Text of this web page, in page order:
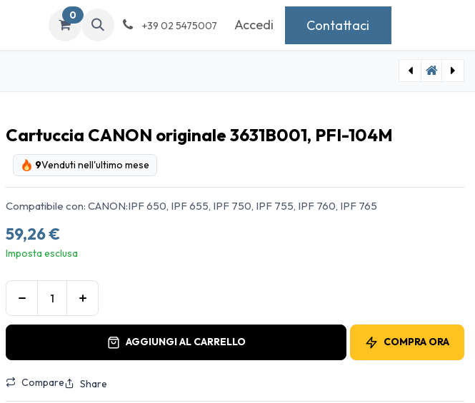
0
+39 02 5475007
Accedi Contattaci
Cartuccia CANON originale 3631B001, PFI-104M
9Venduti nell'ultimo mese
Compatibile con: CANON:IPF 650, IPF 655, IPF 750, IPF 755, IPF 760, IPF 765
59,26€
Imposta esclusa
AGGIUNGI AL CARRELLO COMPRA ORA
Compare Share